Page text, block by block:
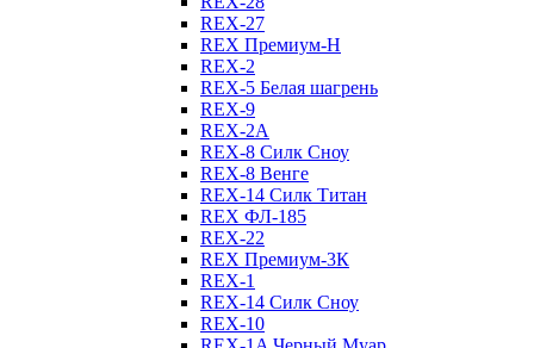
REX-27
REX Премиум-Н
REX-2
REX-5 Белая шагрень
REX-9
REX-2А
REX-8 Силк Сноу
REX-8 Венге
REX-14 Силк Титан
REX ФЛ-185
REX-22
REX Премиум-3К
REX-1
REX-14 Силк Сноу
REX-10